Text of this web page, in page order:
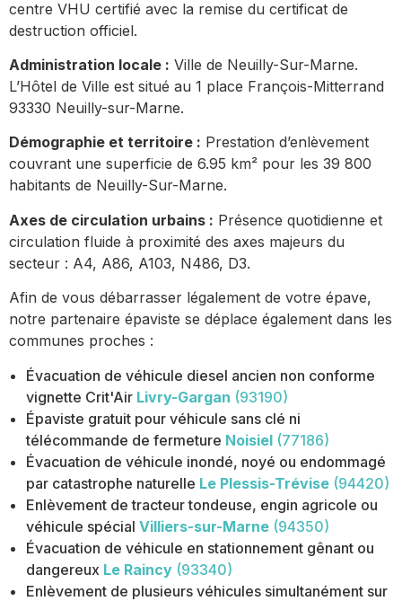
centre VHU certifié avec la remise du certificat de
destruction officiel.
Administration locale : Ville de Neuilly-Sur-Marne.
L’Hôtel de Ville est situé au 1 place François-Mitterrand
93330 Neuilly-sur-Marne.
Démographie et territoire : Prestation d’enlèvement
couvrant une superficie de 6.95 km² pour les 39 800
habitants de Neuilly-Sur-Marne.
Axes de circulation urbains : Présence quotidienne et
circulation fluide à proximité des axes majeurs du
secteur : A4, A86, A103, N486, D3.
Afin de vous débarrasser légalement de votre épave,
notre partenaire épaviste se déplace également dans les
communes proches :
Évacuation de véhicule diesel ancien non conforme
vignette Crit'Air Livry-Gargan (93190)
Épaviste gratuit pour véhicule sans clé ni
télécommande de fermeture Noisiel (77186)
Évacuation de véhicule inondé, noyé ou endommagé
par catastrophe naturelle Le Plessis-Trévise (94420)
Enlèvement de tracteur tondeuse, engin agricole ou
véhicule spécial Villiers-sur-Marne (94350)
Évacuation de véhicule en stationnement gênant ou
dangereux Le Raincy (93340)
Enlèvement de plusieurs véhicules simultanément sur